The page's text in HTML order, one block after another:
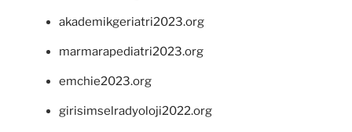
akademikgeriatri2023.org
marmarapediatri2023.org
emchie2023.org
girisimselradyoloji2022.org